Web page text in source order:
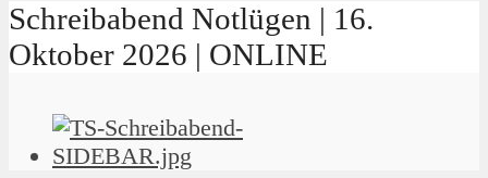
Schreibabend Notlügen | 16.
Oktober 2026 | ONLINE